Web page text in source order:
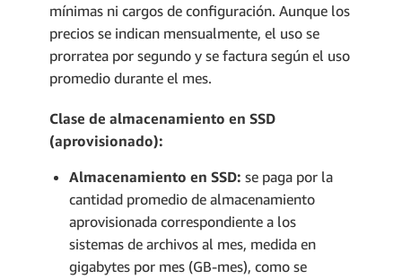
mínimas ni cargos de configuración. Aunque los
precios se indican mensualmente, el uso se
prorratea por segundo y se factura según el uso
promedio durante el mes.
Clase de almacenamiento en SSD
(aprovisionado):
Almacenamiento en SSD: se paga por la
cantidad promedio de almacenamiento
aprovisionada correspondiente a los
sistemas de archivos al mes, medida en
gigabytes por mes (GB-mes), como se